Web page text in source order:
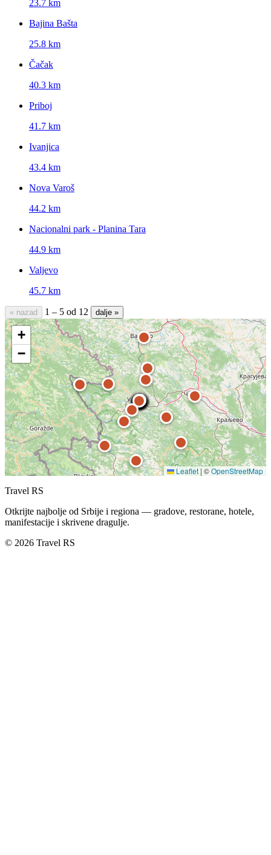
23.7 km
Bajina Bašta
25.8 km
Čačak
40.3 km
Priboj
41.7 km
Ivanjica
43.4 km
Nova Varoš
44.2 km
Nacionalni park - Planina Tara
44.9 km
Valjevo
45.7 km
« nazad 1 – 5 od 12 dalje »
+
−
Leaflet|©OpenStreetMap
Travel RS
Otkrijte najbolje od Srbije i regiona — gradove, restorane, hotele,
manifestacije i skrivene dragulje.
© 2026 Travel RS